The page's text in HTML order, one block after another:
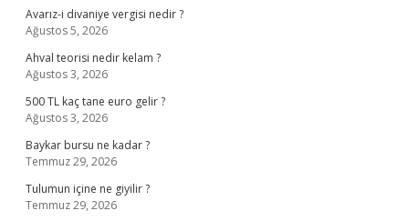
Avarız-i divaniye vergisi nedir ?
Ağustos 5, 2026
Ahval teorisi nedir kelam ?
Ağustos 3, 2026
500 TL kaç tane euro gelir ?
Ağustos 3, 2026
Baykar bursu ne kadar ?
Temmuz 29, 2026
Tulumun içine ne giyilir ?
Temmuz 29, 2026